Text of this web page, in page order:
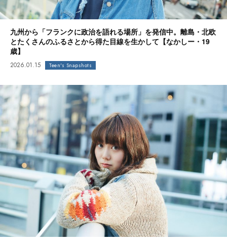
九州から「フランクに政治を語れる場所」を発信中。離島・北欧
とたくさんのふるさとから得た目線を生かして【なかしー・19
歳】
2026.01.15 Teen's Snapshots